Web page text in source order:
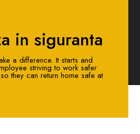
in siguranta
a difference. It starts and
striving to work safer
they can return home safe at